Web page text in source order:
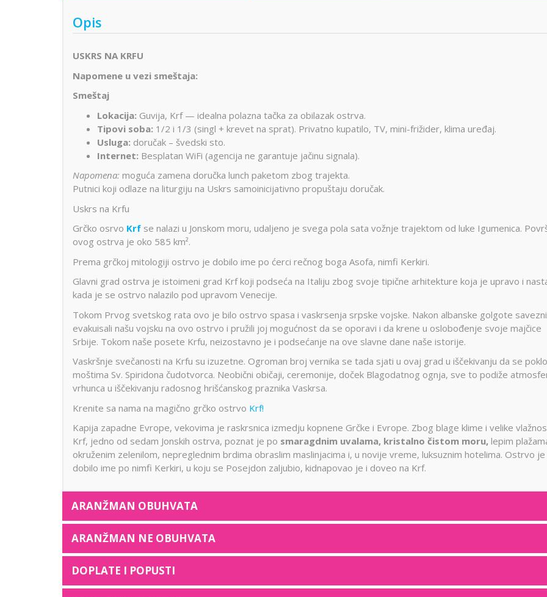
Opis
USKRS NA KRFU
Napomene u vezi smeštaja:
Smeštaj
Lokacija: Guvija, Krf — idealna polazna tačka za obilazak ostrva.
Tipovi soba: 1/2 i 1/3 (singl + krevet na sprat). Privatno kupatilo, TV, mini-frižider, klima uređaj.
Usluga: doručak – švedski sto.
Internet: Besplatan WiFi (agencija ne garantuje jačinu signala).
Napomena: moguća zamena doručka lunch paketom zbog trajekta.
Putnici koji odlaze na liturgiju na Uskrs samoinicijativno propuštaju doručak.
Uskrs na Krfu
Grčko osrvo Krf se nalazi u Jonskom moru, udaljeno je svega pola sata vožnje trajektom od luke Igumenica.
ovog ostrva je oko 585 km².
Prema grčkoj mitologiji ostrvo je dobilo ime po ćerci rečnog boga Asofa, nimfi Kerkiri.
Glavni grad ostrva je istoimeni grad Krf koji podseća na Italiju zbog svoje tipične arhitekture koja je upravo i
kada je se ostrvo nalazilo pod upravom Venecije.
Tokom Prvog svetskog rata ovo je bilo ostrvo spasa i vaskrsenja srpske vojske. Nakon albanske golgote
evakuisali našu vojsku na ovo ostrvo i pružili joj mogućnost da se oporavi i da krene u oslobođenje svoje majčice
Srbije. Tokom naše posete Krfu, neizostavno je i podsećanje na ove slavne dane naše istorije.
Vaskršnje svečanosti na Krfu su izuzetne. Ogroman broj vernika se tada sjati u ovaj grad u iščekivanju da se
moštima Sv. Spiridona čudotvorca. Neobični običaji, ceremonije, doček Blagodatnog ognja, sve to podiže
vrhunca u iščekivanju radosnog hrišćanskog praznika Vaskrsa.
Krenite sa nama na magično grčko ostrvo Krf!
Kapija zapadne Evrope, vekovima je raskrsnica izmedju kopnene Grčke i Evrope. Zbog blage klime i velike
Krf, jedno od sedam Jonskih ostrva, poznat je po smaragdnim uvalama, kristalno čistom moru, lepim
okruženim zelenilom, nepreglednim brdima obraslim maslinjacima i, u novije vreme, luksuznim hotelima. Ostrvo je
dobilo ime po nimfi Kerkiri, u koju se Posejdon zaljubio, kidnapovao je i doveo na Krf.
ARANŽMAN OBUHVATA
ARANŽMAN NE OBUHVATA
DOPLATE I POPUSTI